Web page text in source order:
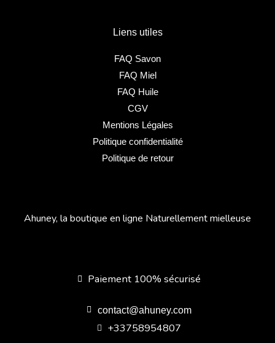
Ahuney, la boutique en ligne Naturellement mielleuse
Paiement 100% sécurisé
contact@ahuney.com
+33758954807
Liens utiles
FAQ Savon
FAQ Miel
FAQ Huile
CGV
Mentions Légales
Politique confidentialité
Politique de retour